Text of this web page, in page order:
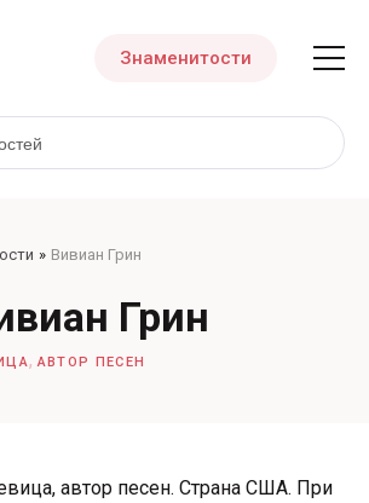
Знаменитости
Вивиан Грин
Грин
,АВТОР ПЕСЕН
автор песен. Страна США. При